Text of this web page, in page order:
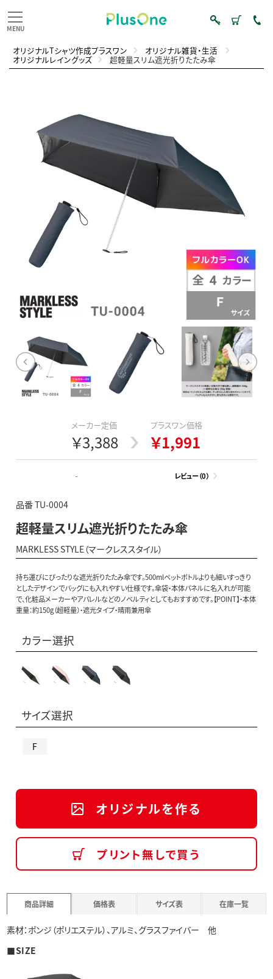
オリジナルTシャツ作成プラスワン オリジナル雑貨・生活
オリジナルレイングッズ 超軽量スリム遮光折りたたみ傘
メーカー定価
￥3,388
プラスワン価格
￥1,991
- レビュー（0）
品番 TU-0004
超軽量スリム遮光折りたたみ傘
MARKLESS STYLE（マークレススタイル）
持ち運びにぴったりな遮光折りたたみ傘です。500mlペットボトルよりも細いすっきり
としたデザインでバッグにも入れやすい仕様です。傘袋・本体パネルに名入れが可能
で、化粧品メーカーやアパレルなどのノベルティとしてもおすすめです。【POINT】・本体
重量：約150g（超軽量）・遮光タイプ・晴雨兼用傘
カラー選択
サイズ選択
F
オリジナルを作る
プリント無しで買う
商品詳細 価格表 サイズ表 在庫一覧
素材：ポンジ（ポリエステル）、アルミ、グラスファイバー 他
■SIZE